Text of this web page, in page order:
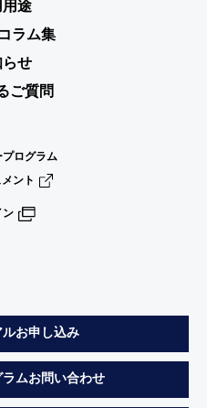
用途
ラム集
らせ
ご質問
プログラム
ント
ン
ルお申し込み
ムお問い合わせ